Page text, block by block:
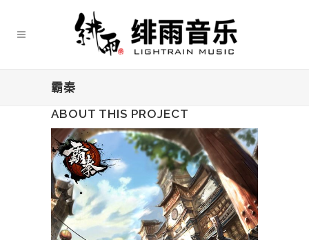
霸秦
ABOUT THIS PROJECT